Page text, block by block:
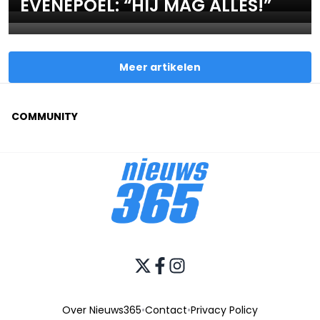
OPSTARTEN
EVENEPOEL: “HIJ MAG ALLES!”
Meer artikelen
COMMUNITY
Over Nieuws365•Contact•Privacy Policy